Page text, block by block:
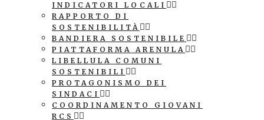
INDICATORI LOCALI
RAPPORTO DI
SOSTENIBILITÀ
BANDIERA SOSTENIBILE
PIATTAFORMA ARENULA
LIBELLULA COMUNI
SOSTENIBILI
PROTAGONISMO DEI
SINDACI
COORDINAMENTO GIOVANI
RCS